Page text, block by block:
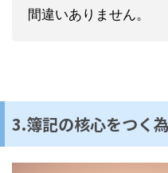
間違いありません。
3.簿記の核心をつく